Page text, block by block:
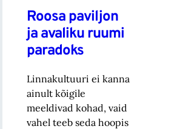
Roosa paviljon
ja avaliku ruumi
paradoks
Linnakultuuri ei kanna
ainult kõigile
meeldivad kohad, vaid
vahel teeb seda hoopis